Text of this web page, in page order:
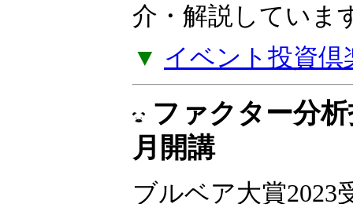
現性を期待できる
介・解説していま
▼ イベント投資倶
ファクター分析
月開講